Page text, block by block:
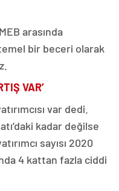
arasında
bir beceri olarak
VAR’
var dedi.
kadar değilse
sayısı 2020
4 kattan fazla ciddi